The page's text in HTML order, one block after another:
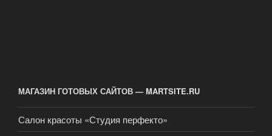
МАГАЗИН ГОТОВЫХ САЙТОВ — MARTSITE.RU
Салон красоты «Студия перфекто»